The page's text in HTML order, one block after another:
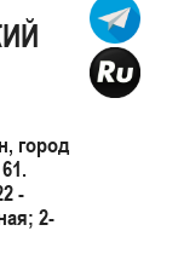
город
-
2-